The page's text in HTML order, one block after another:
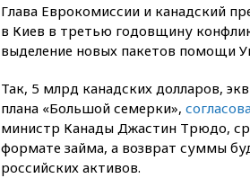
Глава Еврокомиссии и канадский
в Киев в третью годовщину
выделение новых пакетов помощи
Так, 5 млрд канадских долларов,
плана «Большой семерки»,
министр Канады Джастин Трюдо,
формате займа, а возврат суммы
российских активов.